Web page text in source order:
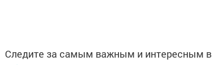
Следите за самым важным и интересным в